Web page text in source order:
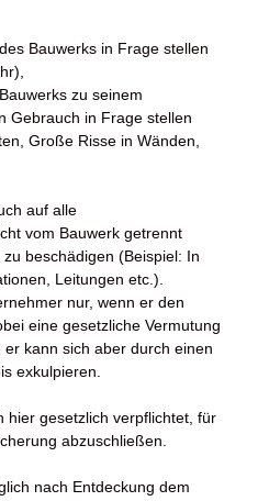
Bauwerks in Frage stellen
zu seinem
Gebrauch in Frage stellen
Große Risse in Wänden,
auf alle
vom Bauwerk getrennt
beschädigen (Beispiel: In
Leitungen etc.).
nur, wenn er den
eine gesetzliche Vermutung
kann sich aber durch einen
exkulpieren.
hier gesetzlich verpflichtet, für
abzuschließen.
nach Entdeckung dem